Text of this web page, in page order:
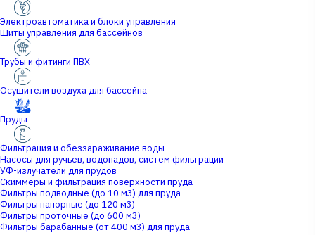
Электроавтоматика и блоки управления
Щиты управления для бассейнов
Трубы и фитинги ПВХ
Осушители воздуха для бассейна
Пруды
Фильтрация и обеззараживание воды
Насосы для ручьев, водопадов, систем фильтрации
УФ-излучатели для прудов
Скиммеры и фильтрация поверхности пруда
Фильтры подводные (до 10 м3) для пруда
Фильтры напорные (до 120 м3)
Фильтры проточные (до 600 м3)
Фильтры барабанные (от 400 м3) для пруда